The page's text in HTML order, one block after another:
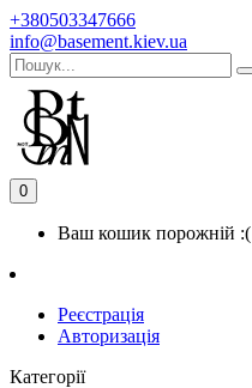
+380503347666
info@basement.kiev.ua
0
Ваш кошик порожній :(
Реєстрація
Авторизація
Категорії